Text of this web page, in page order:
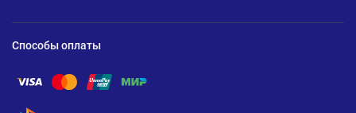
Способы оплаты
Помощь по оплате Visa
Помощь по оплате Mastercard
Помощь по оплате UnionPay
Помощь по оплате Мир